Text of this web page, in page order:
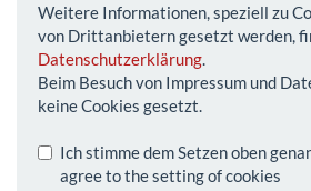
Weitere Informationen, speziell zu
von Drittanbietern gesetzt werden,
Datenschutzerklärung.
Beim Besuch von Impressum und
keine Cookies gesetzt.
Ich stimme dem Setzen oben
agree to the setting of cookies